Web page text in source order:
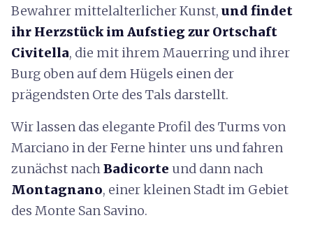
Bewahrer mittelalterlicher Kunst, und findet
ihr Herzstück im Aufstieg zur Ortschaft
Civitella, die mit ihrem Mauerring und ihrer
Burg oben auf dem Hügels einen der
prägendsten Orte des Tals darstellt.
Wir lassen das elegante Profil des Turms von
Marciano in der Ferne hinter uns und fahren
zunächst nachBadicorte und dann nach
Montagnano, einer kleinen Stadt im Gebiet
des Monte San Savino.